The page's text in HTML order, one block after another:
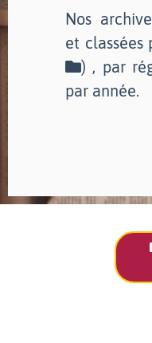
Nos
et classées
) , par
par année.